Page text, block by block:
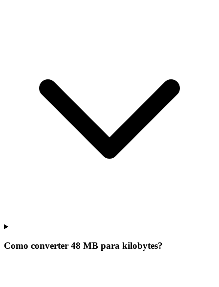
Como converter 48 MB para kilobytes?